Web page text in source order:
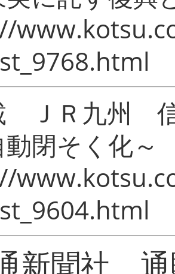
ＪＲ九州 信
閉そく化～
新聞社